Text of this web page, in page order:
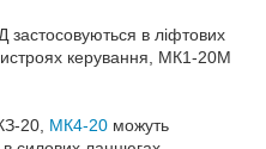
в ліфтових
керування, МК1-20М
20, МК4-20 можуть